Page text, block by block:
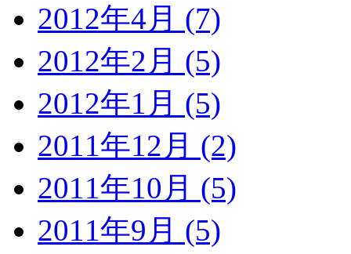
2012年4月 (7)
2012年2月 (5)
2012年1月 (5)
2011年12月 (2)
2011年10月 (5)
2011年9月 (5)